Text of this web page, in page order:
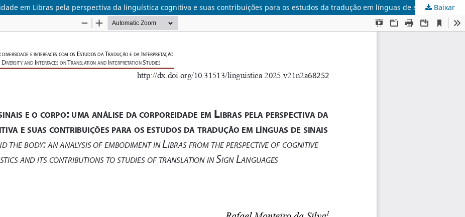
em Libras pela perspectiva da linguística cognitiva e suas contribuições para os estudos da tradução em línguas de sinais Baixar